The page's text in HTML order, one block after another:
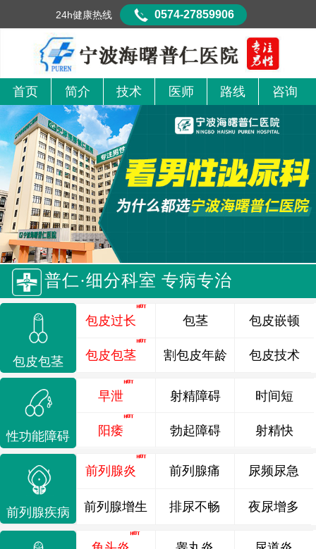
首页 简介 技术 医师 路线 咨询
普仁·细分科室 专病专治
包皮包茎
包皮过长
包皮包茎
包茎
割包皮年龄
包皮嵌顿
包皮技术
性功能障碍
早泄
阳痿
射精障碍
勃起障碍
时间短
射精快
前列腺疾病
前列腺炎 前列腺痛 尿频尿急
前列腺增生 排尿不畅 夜尿增多
24h健康热线 0574-27859906